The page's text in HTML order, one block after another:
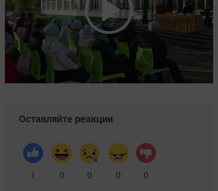
Оставляйте реакции
1 0 0 0 0